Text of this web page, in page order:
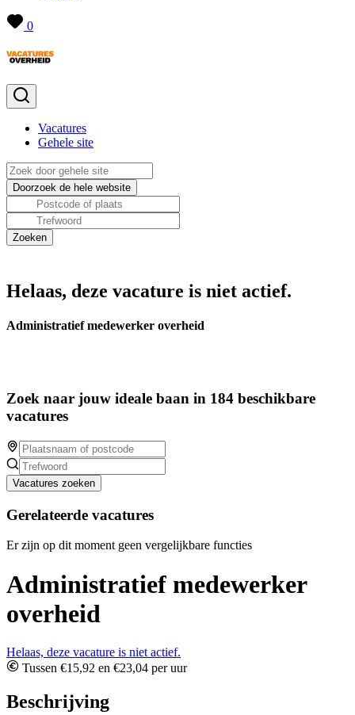
0
Vacatures
Gehele site
Helaas, deze vacature is niet actief.
Administratief medewerker overheid
Zoek naar jouw ideale baan in 184 beschikbare
vacatures
Vacatures zoeken
Gerelateerde vacatures
Er zijn op dit moment geen vergelijkbare functies
Administratief medewerker
overheid
Helaas, deze vacature is niet actief.
Tussen €15,92 en €23,04 per uur
Beschrijving